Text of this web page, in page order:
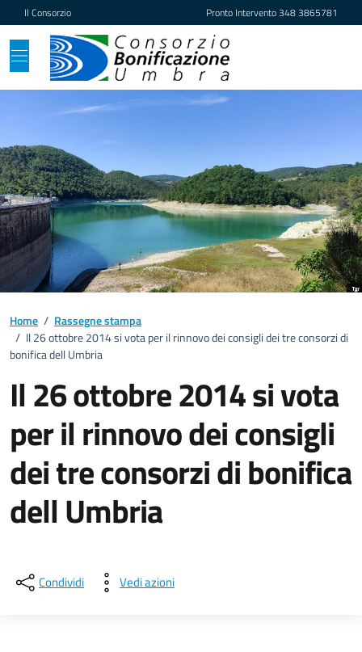
Vai ai contenuti
Vai al footer
Il Consorzio Pronto Intervento348 3865781
Home / Rassegne stampa
/ Il 26 ottobre 2014 si vota per il rinnovo dei consigli dei tre consorzi di
bonifica dell Umbria
Il 26 ottobre 2014 si vota
per il rinnovo dei consigli
dei tre consorzi di bonifica
dell Umbria
Condividi Vedi azioni